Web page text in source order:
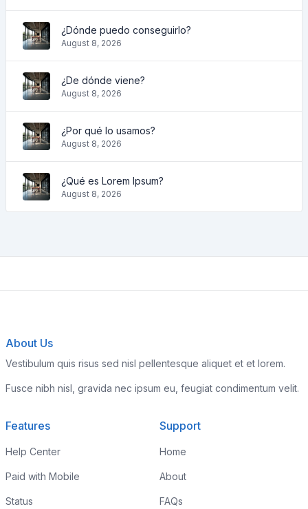
¿Dónde puedo conseguirlo?
August 8, 2026
¿De dónde viene?
August 8, 2026
¿Por qué lo usamos?
August 8, 2026
¿Qué es Lorem Ipsum?
August 8, 2026
About Us
Vestibulum quis risus sed nisl pellentesque aliquet et et lorem.
Fusce nibh nisl, gravida nec ipsum eu, feugiat condimentum velit.
Features
Help Center
Paid with Mobile
Status
Support
Home
About
FAQs